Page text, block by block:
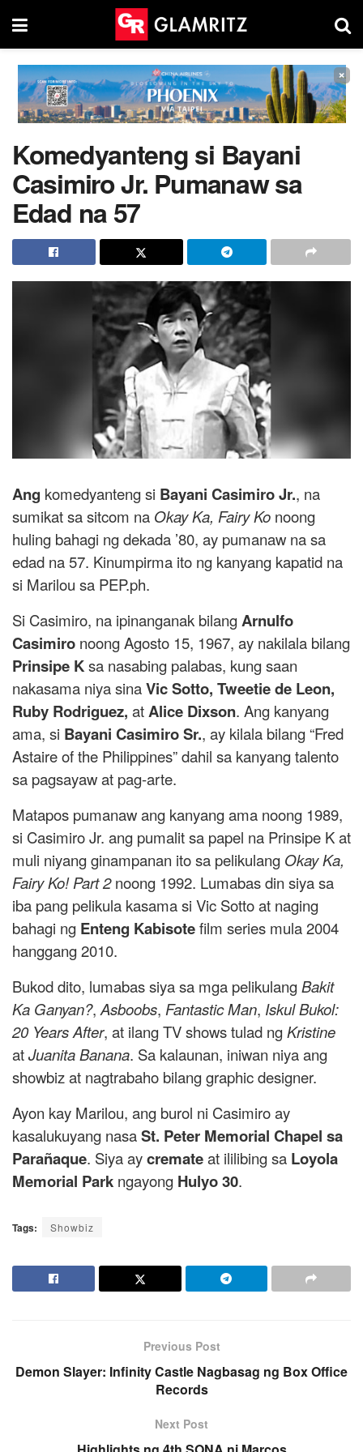
×
Komedyanteng si Bayani
Casimiro Jr. Pumanaw sa
Edad na 57
Ang komedyanteng si Bayani Casimiro Jr., na
sumikat sa sitcom na Okay Ka, Fairy Ko noong
huling bahagi ng dekada ’80, ay pumanaw na sa
edad na 57. Kinumpirma ito ng kanyang kapatid na
si Marilou sa PEP.ph.
Si Casimiro, na ipinanganak bilangArnulfo
Casimiro noong Agosto 15, 1967, ay nakilala bilang
Prinsipe Ksa nasabing palabas, kung saan
nakasama niya sinaVic Sotto, Tweetie de Leon,
Ruby Rodriguez, atAlice Dixson. Ang kanyang
ama, si Bayani Casimiro Sr., ay kilala bilang “Fred
Astaire of the Philippines” dahil sa kanyang talento
sa pagsayaw at pag-arte.
Matapos pumanaw ang kanyang ama noong 1989,
si Casimiro Jr. ang pumalit sa papel na Prinsipe K at
muli niyang ginampanan ito sa pelikulang Okay Ka,
Fairy Ko! Part 2noong 1992. Lumabas din siya sa
iba pang pelikula kasama si Vic Sotto at naging
bahagi ng Enteng Kabisotefilm series mula 2004
hanggang 2010.
Bukod dito, lumabas siya sa mga pelikulangBakit
Ka Ganyan?,Asboobs, Fantastic Man, Iskul Bukol:
20 Years After, at ilang TV shows tulad ngKristine
atJuanita Banana. Sa kalaunan, iniwan niya ang
showbiz at nagtrabaho bilang graphic designer.
Ayon kay Marilou, ang burol ni Casimiro ay
kasalukuyang nasaSt. Peter Memorial Chapel sa
Parañaque. Siya aycremateat ililibing sa Loyola
Memorial Park ngayong Hulyo 30.
Tags: Showbiz
Previous Post
Demon Slayer: Infinity Castle Nagbasag ng Box Office
Records
Next Post